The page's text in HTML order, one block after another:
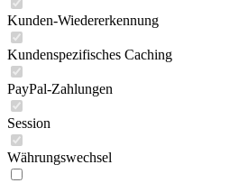
Kunden-Wiedererkennung
Kundenspezifisches Caching
PayPal-Zahlungen
Session
Währungswechsel